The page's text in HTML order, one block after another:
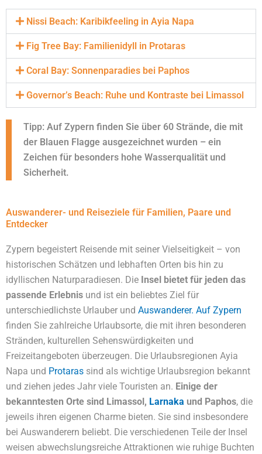
Nissi Beach: Karibikfeeling in Ayia Napa
Fig Tree Bay: Familienidyll in Protaras
Coral Bay: Sonnenparadies bei Paphos
Governor’s Beach: Ruhe und Kontraste bei Limassol
Tipp: Auf Zypern finden Sie über 60 Strände, die mit
der Blauen Flagge ausgezeichnet wurden – ein
Zeichen für besonders hohe Wasserqualität und
Sicherheit.
Auswanderer- und Reiseziele für Familien, Paare und
Entdecker
Zypern begeistert Reisende mit seiner Vielseitigkeit – von
historischen Schätzen und lebhaften Orten bis hin zu
idyllischen Naturparadiesen. Die Insel bietet für jeden das
passende Erlebnis und ist ein beliebtes Ziel für
unterschiedlichste Urlauber und Auswanderer. Auf Zypern
finden Sie zahlreiche Urlaubsorte, die mit ihren besonderen
Stränden, kulturellen Sehenswürdigkeiten und
Freizeitangeboten überzeugen. Die Urlaubsregionen Ayia
Napa und Protaras sind als wichtige Urlaubsregion bekannt
und ziehen jedes Jahr viele Touristen an. Einige der
bekanntesten Orte sind Limassol, Larnaka und Paphos, die
jeweils ihren eigenen Charme bieten. Sie sind insbesondere
bei Auswanderern beliebt. Die verschiedenen Teile der Insel
weisen abwechslungsreiche Attraktionen wie ruhige Buchten